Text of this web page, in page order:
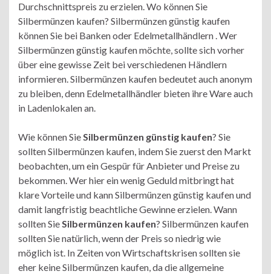
Durchschnittspreis zu erzielen. Wo können Sie
Silbermünzen kaufen? Silbermünzen günstig kaufen
können Sie bei Banken oder Edelmetallhändlern . Wer
Silbermünzen günstig kaufen möchte, sollte sich vorher
über eine gewisse Zeit bei verschiedenen Händlern
informieren. Silbermünzen kaufen bedeutet auch anonym
zu bleiben, denn Edelmetallhändler bieten ihre Ware auch
in Ladenlokalen an.
Wie können SieSilbermünzen günstig kaufen? Sie
sollten Silbermünzen kaufen, indem Sie zuerst den Markt
beobachten, um ein Gespür für Anbieter und Preise zu
bekommen. Wer hier ein wenig Geduld mitbringt hat
klare Vorteile und kann Silbermünzen günstig kaufen und
damit langfristig beachtliche Gewinne erzielen. Wann
sollten SieSilbermünzen kaufen? Silbermünzen kaufen
sollten Sie natürlich, wenn der Preis so niedrig wie
möglich ist. In Zeiten von Wirtschaftskrisen sollten sie
eher keine Silbermünzen kaufen, da die allgemeine